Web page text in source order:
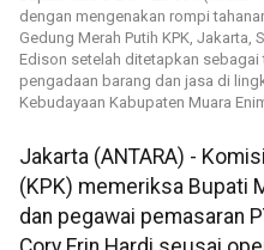
dengan mengenakan rompi
Gedung Merah Putih KPK, Jakarta,
Edison setelah ditetapkan
pengadaan barang dan jasa di
Kebudayaan Kabupaten Muara
Jakarta (ANTARA) -
(KPK) memeriksa Bupati
dan pegawai pemasaran